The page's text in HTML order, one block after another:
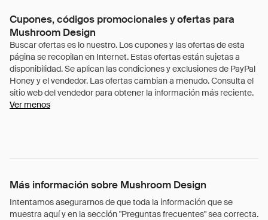
Cupones, códigos promocionales y ofertas para
Mushroom Design
Ver menos
Más información sobre Mushroom Design
Intentamos asegurarnos de que toda la información que se
muestra aquí y en la sección "Preguntas frecuentes" sea correcta.